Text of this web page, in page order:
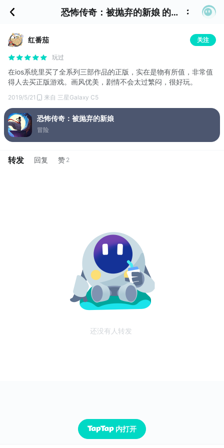
恐怖传奇：被抛弃的新娘 的评价
红番茄 关注
玩过
在ios系统里买了全系列三部作品的正版，实在是物有所值，非常值
得人去买正版游戏。画风优美，剧情不会太过繁闷，很好玩。
2019/5/21 来自 三星Galaxy C5
恐怖传奇：被抛弃的新娘
冒险
转发 回复 赞 2
还没有人转发
内打开